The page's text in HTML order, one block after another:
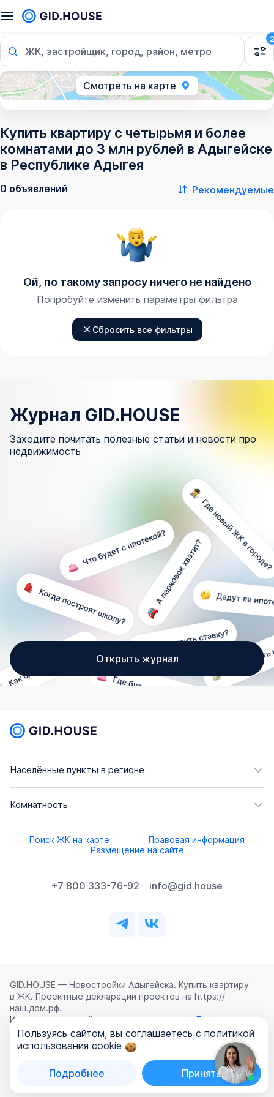
ЖК, застройщик, город, район, метро
2
Смотреть на карте
Купить квартиру с четырьмя и более
комнатами до 3 млн рублей в Адыгейске
в Республике Адыгея
0 объявлений Рекомендуемые
Ой, по такому запросу ничего не найдено
Попробуйте изменить параметры фильтра
Сбросить все фильтры
Журнал GID.HOUSE
Заходите почитать полезные статьи и новости про
недвижимость
Открыть журнал
Населённые пункты в регионе
Комнатность
Поиск ЖК на карте
Правовая информация
Размещение на сайте
+7 800 333-76-92 info@gid.house
GID.HOUSE — Новостройки Адыгейска. Купить квартиру
в ЖК. Проектные декларации проектов на https://
наш.дом.рф.
Использование сайта означает согласие с
Лицензионным
соглашением ,Политикой конфиденциальностии
Политикой обработки персональных данных
ООО «ГИД.ХАУЗ»
Пользуясь сайтом, вы соглашаетесь с политикой
использования cookie
Подробнее Принять